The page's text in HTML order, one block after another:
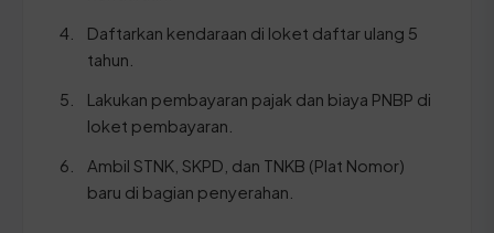
Daftarkan kendaraan di loket daftar ulang 5
tahun.
Lakukan pembayaran pajak dan biaya PNBP di
loket pembayaran.
Ambil STNK, SKPD, dan TNKB (Plat Nomor)
baru di bagian penyerahan.